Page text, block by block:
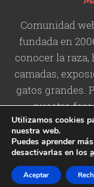
Comunidad
fundada en
conocer la raza,
camadas,
gatos grandes.
nuestro
Coon España
Utilizamos cookies
nuestra web.
Puedes aprender
desactivarlas en los
Aceptar